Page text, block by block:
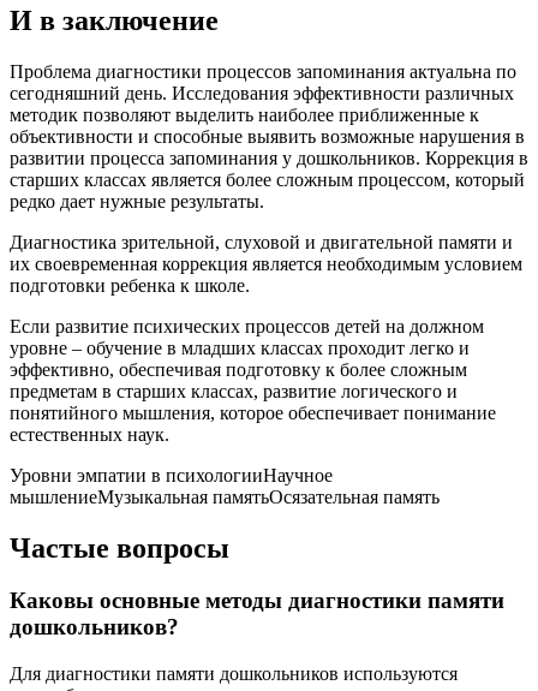
И в заключение
Проблема диагностики процессов запоминания актуальна по
сегодняшний день. Исследования эффективности различных
методик позволяют выделить наиболее приближенные к
объективности и способные выявить возможные нарушения в
развитии процесса запоминания у дошкольников. Коррекция в
старших классах является более сложным процессом, который
редко дает нужные результаты.
Диагностика зрительной, слуховой и двигательной памяти и
их своевременная коррекция является необходимым условием
подготовки ребенка к школе.
Если развитие психических процессов детей на должном
уровне – обучение в младших классах проходит легко и
эффективно, обеспечивая подготовку к более сложным
предметам в старших классах, развитие логического и
понятийного мышления, которое обеспечивает понимание
естественных наук.
Уровни эмпатии в психологииНаучное
мышлениеМузыкальная памятьОсязательная память
Частые вопросы
Каковы основные методы диагностики памяти
дошкольников?
Для диагностики памяти дошкольников используются